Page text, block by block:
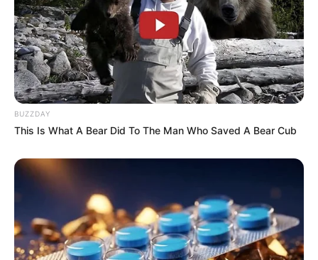
BUZZDAY
This Is What A Bear Did To The Man Who Saved A Bear Cub